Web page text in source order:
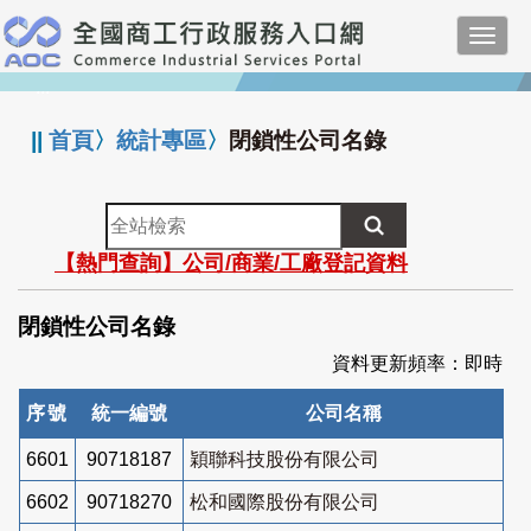
跳
到
主
要
:::
||首頁〉統計專區〉 閉鎖性公司名錄
全
站
檢
索
【熱門查詢】公司/商業/工廠登記資料
閉鎖性公司名錄
資料更新頻率：即時
序號 統一編號 公司名稱
6601 90718187 穎聯科技股份有限公司
6602 90718270 松和國際股份有限公司